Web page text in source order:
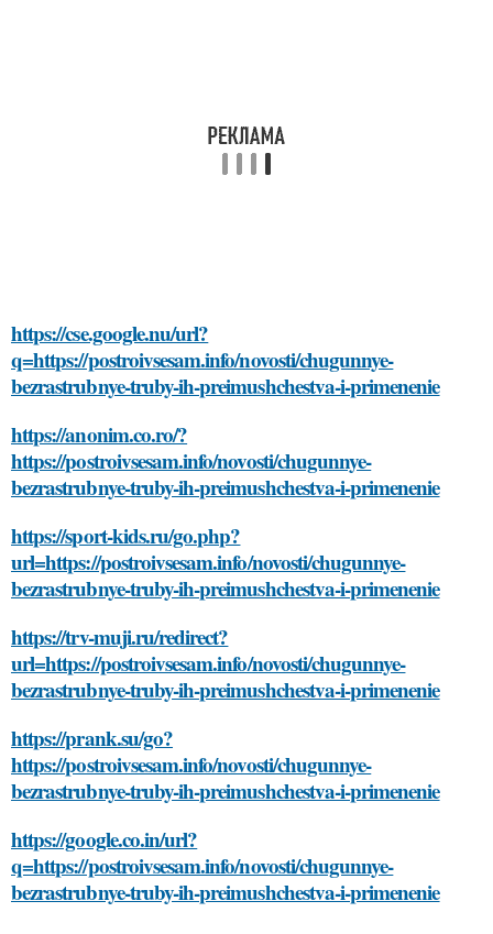
https://cse.google.nu/url?
q=https://postroivsesam.info/novosti/chugunnye-
bezrastrubnye-truby-ih-preimushchestva-i-primenenie
https://anonim.co.ro/?
https://postroivsesam.info/novosti/chugunnye-
bezrastrubnye-truby-ih-preimushchestva-i-primenenie
https://sport-kids.ru/go.php?
url=https://postroivsesam.info/novosti/chugunnye-
bezrastrubnye-truby-ih-preimushchestva-i-primenenie
https://trv-muji.ru/redirect?
url=https://postroivsesam.info/novosti/chugunnye-
bezrastrubnye-truby-ih-preimushchestva-i-primenenie
https://prank.su/go?
https://postroivsesam.info/novosti/chugunnye-
bezrastrubnye-truby-ih-preimushchestva-i-primenenie
https://google.co.in/url?
q=https://postroivsesam.info/novosti/chugunnye-
bezrastrubnye-truby-ih-preimushchestva-i-primenenie